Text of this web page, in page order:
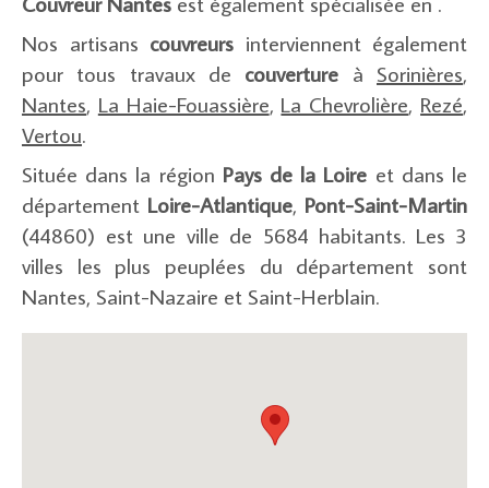
Nos artisans couvreurs interviennent également
pour tous travaux de couverture à Sorinières,
Nantes, La Haie-Fouassière, La Chevrolière, Rezé,
Vertou.
Située dans la région Pays de la Loire et dans le
département Loire-Atlantique, Pont-Saint-Martin
(44860) est une ville de 5684 habitants. Les 3
villes les plus peuplées du département sont
Nantes, Saint-Nazaire et Saint-Herblain.